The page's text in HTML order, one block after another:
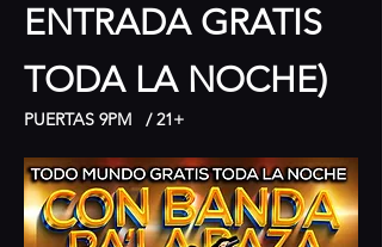
ENTRADA GRATIS
TODA LA NOCHE)
PUERTAS 9PM   / 21+